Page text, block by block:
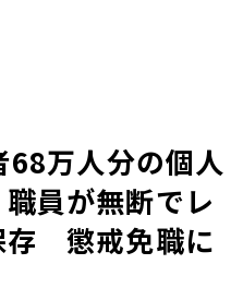
68万人分の個人
員が無断でレ
存 懲戒免職に